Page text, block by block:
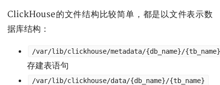
ClickHouse的文件结构比较简单，都是以文件表示数
据库结构：
/var/lib/clickhouse/metadata/{db_name}/
存建表语句
/var/lib/clickhouse/data/{db_name}/{tb_name}